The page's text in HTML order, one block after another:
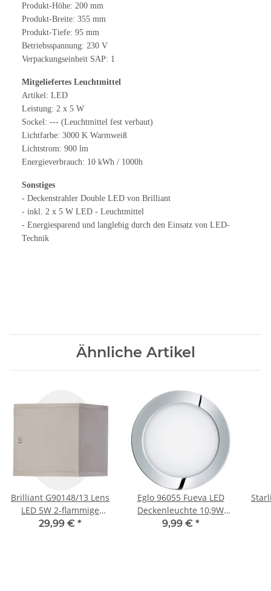
Produkt-Höhe: 200 mm
Produkt-Breite: 355 mm
Produkt-Tiefe: 95 mm
Betriebsspannung: 230 V
Verpackungseinheit SAP: 1
Mitgeliefertes Leuchtmittel
Artikel: LED
Leistung: 2 x 5 W
Sockel: --- (Leuchtmittel fest verbaut)
Lichtfarbe: 3000 K Warmweiß
Lichtstrom: 900 lm
Energieverbrauch: 10 kWh / 1000h
Sonstiges
- Deckenstrahler Double LED von Brilliant
- inkl. 2 x 5 W LED - Leuchtmittel
- Energiesparend und langlebig durch den Einsatz von LED-
Technik
Ähnliche Artikel
Brilliant G90148/13 Lens
LED 5W 2-flammige
Wandleuchte
29,99 € *
Eglo 96055 Fueva LED
Deckenleuchte 10,9W
IP44 Warmweiß
9,99 € *